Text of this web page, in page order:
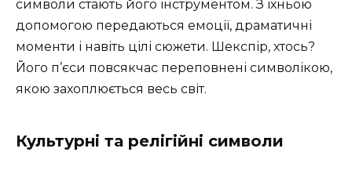
символи стають його інструментом. З їхньою
допомогою передаються емоції, драматичні
моменти і навіть цілі сюжети. Шекспір, хтось?
Його п’єси повсякчас переповнені символікою,
якою захоплюється весь світ.
Культурні та релігійні символи